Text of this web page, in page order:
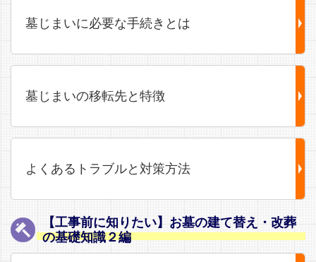
墓じまいに必要な手続きとは
墓じまいの移転先と特徴
よくあるトラブルと対策方法
【工事前に知りたい】お墓の建て替え・改葬
の基礎知識２編